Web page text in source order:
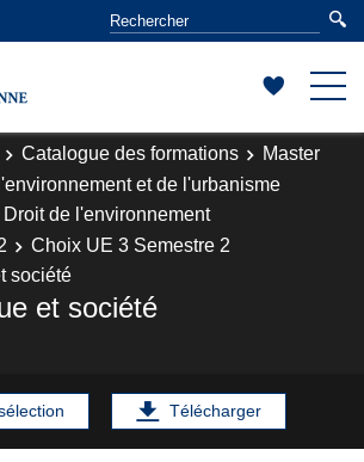
Catalogue des formations
Master
et de l'urbanisme
Droit de l'environnement
Choix UE 3 Semestre 2
société
et société
Télécharger